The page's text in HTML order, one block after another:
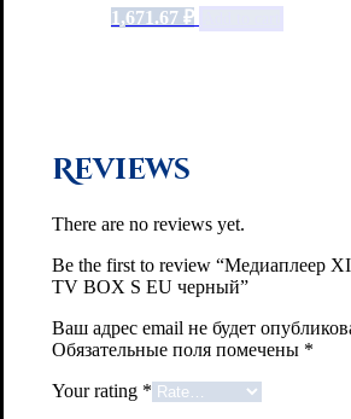
1,671.67 ₽
Reviews
There are no reviews yet.
Be the first to review “Медиаплеер
TV BOX S EU черный”
Ваш адрес email не будет
Обязательные поля помечены *
Your rating *